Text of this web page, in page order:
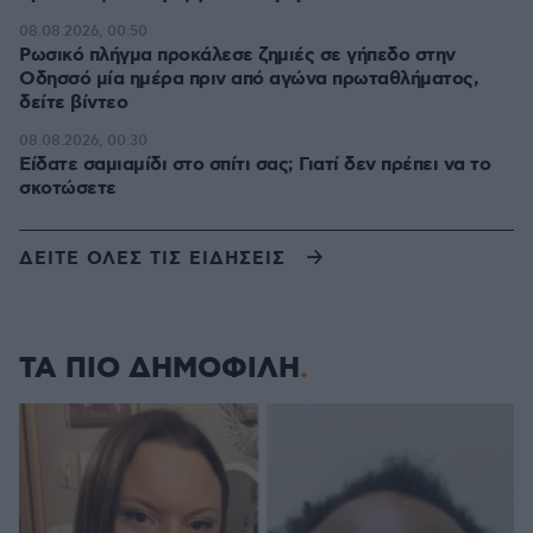
Ρωσικό πλήγμα προκάλεσε ζημιές σε γήπεδο στην
Οδησσό μία ημέρα πριν από αγώνα πρωταθλήματος,
δείτε βίντεο
08.08.2026, 00:50
Είδατε σαμιαμίδι στο σπίτι σας; Γιατί δεν πρέπει να το
σκοτώσετε
08.08.2026, 00:30
ΔΕΙΤΕ ΟΛΕΣ ΤΙΣ ΕΙΔΗΣΕΙΣ
ΤΑ ΠΙΟ ΔΗΜΟΦΙΛΗ